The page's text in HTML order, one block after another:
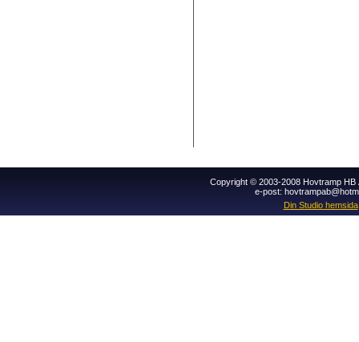
Copyright © 2003-2008 Hovtramp HB
e-post:
Din Studio hemsida